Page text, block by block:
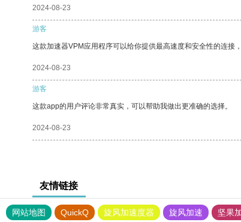
2024-08-23
游客
这款加速器VPM应用程序可以给你提供最高速度和安全性的连接
2024-08-23
游客
这款app的用户评论非常真实，可以帮助我做出更准确的选择。
2024-08-23
友情链接
网站地图 QuickQ 旋风加速度器 旋风加速 坚果